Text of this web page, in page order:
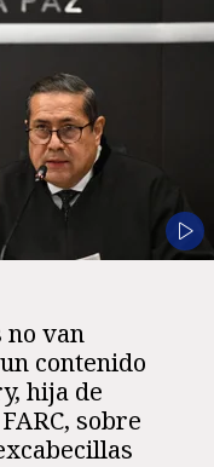
no van
contenido
hija de
sobre